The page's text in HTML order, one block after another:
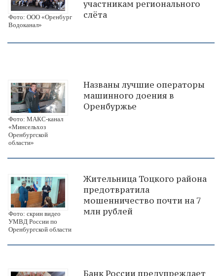
Фото: ООО «Оренбург
Водоканал»
участникам регионального
слёта
Фото: МАКС-канал
«Минсельхоз
Оренбургской
области»
Названы лучшие операторы
машинного доения в
Оренбуржье
Фото: скрин видео
УМВД России по
Оренбургской области
Жительница Тоцкого района
предотвратила
мошенничество почти на 7
млн рублей
Банк России предупреждает